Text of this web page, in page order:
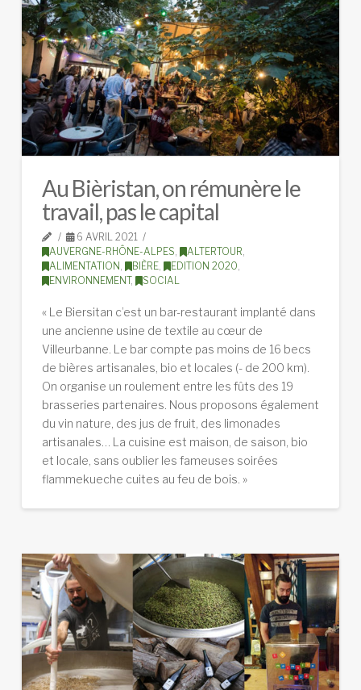
Au Bièristan, on rémunère le
travail, pas le capital
6 AVRIL 2021
AUVERGNE-RHÔNE-ALPES, ALTERTOUR,
ALIMENTATION, BIÈRE, EDITION 2020,
ENVIRONNEMENT, SOCIAL
« Le Biersitan c’est un bar-restaurant implanté dans
une ancienne usine de textile au cœur de
Villeurbanne. Le bar compte pas moins de 16 becs
de bières artisanales, bio et locales (- de 200 km).
On organise un roulement entre les fûts des 19
brasseries partenaires. Nous proposons également
du vin nature, des jus de fruit, des limonades
artisanales… La cuisine est maison, de saison, bio
et locale, sans oublier les fameuses soirées
flammekueche cuites au feu de bois. »